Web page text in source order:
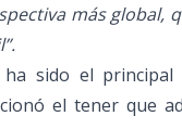
más
ha sido el
el tener que